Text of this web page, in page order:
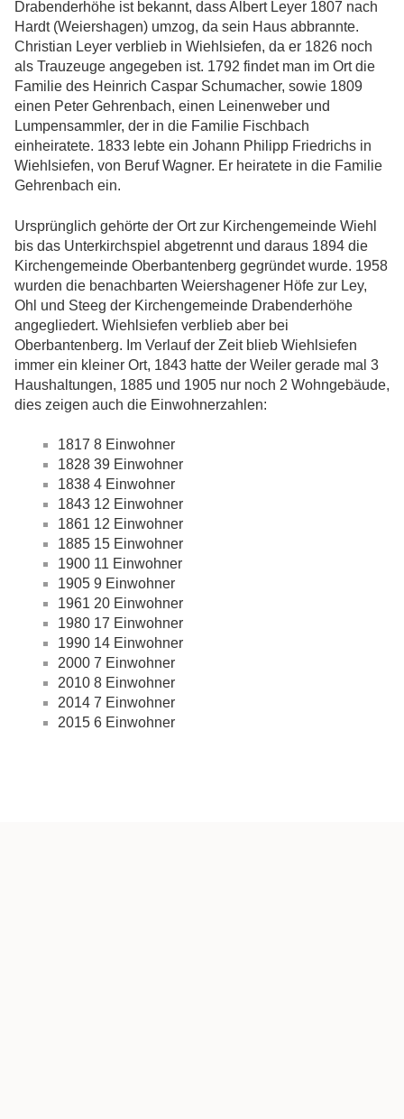
Drabenderhöhe ist bekannt, dass Albert Leyer 1807 nach
Hardt (Weiershagen) umzog, da sein Haus abbrannte.
Christian Leyer verblieb in Wiehlsiefen, da er 1826 noch
als Trauzeuge angegeben ist. 1792 findet man im Ort die
Familie des Heinrich Caspar Schumacher, sowie 1809
einen Peter Gehrenbach, einen Leinenweber und
Lumpensammler, der in die Familie Fischbach
einheiratete. 1833 lebte ein Johann Philipp Friedrichs in
Wiehlsiefen, von Beruf Wagner. Er heiratete in die Familie
Gehrenbach ein.
Ursprünglich gehörte der Ort zur Kirchengemeinde Wiehl
bis das Unterkirchspiel abgetrennt und daraus 1894 die
Kirchengemeinde Oberbantenberg gegründet wurde. 1958
wurden die benachbarten Weiershagener Höfe zur Ley,
Ohl und Steeg der Kirchengemeinde Drabenderhöhe
angegliedert. Wiehlsiefen verblieb aber bei
Oberbantenberg. Im Verlauf der Zeit blieb Wiehlsiefen
immer ein kleiner Ort, 1843 hatte der Weiler gerade mal 3
Haushaltungen, 1885 und 1905 nur noch 2 Wohngebäude,
dies zeigen auch die Einwohnerzahlen:
1817 8 Einwohner
1828 39 Einwohner
1838 4 Einwohner
1843 12 Einwohner
1861 12 Einwohner
1885 15 Einwohner
1900 11 Einwohner
1905 9 Einwohner
1961 20 Einwohner
1980 17 Einwohner
1990 14 Einwohner
2000 7 Einwohner
2010 8 Einwohner
2014 7 Einwohner
2015 6 Einwohner